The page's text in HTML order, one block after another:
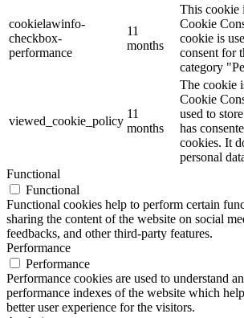
cookielawinfo-
checkbox-
performance
11
months
This cookie
Cookie
cookie is
consent for
category
viewed_cookie_policy
11
months
The cookie
Cookie
used to
has
cookies. It
personal
Functional
Functional
Functional cookies help to perform certain
sharing the content of the website on social
feedbacks, and other third-party features.
Performance
Performance
Performance cookies are used to understand
performance indexes of the website which
better user experience for the visitors.